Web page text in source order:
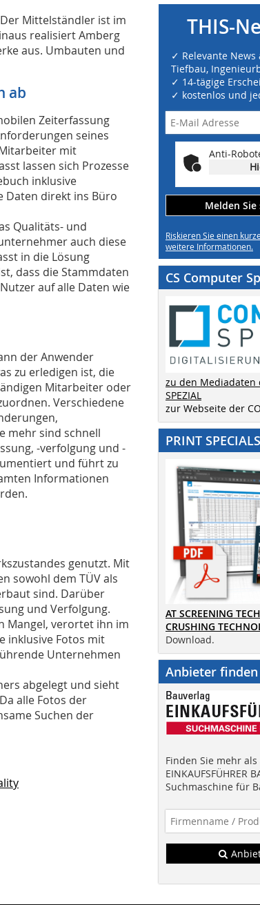
Mittelständler ist im
realisiert Amberg
aus. Umbauten und
ab
Zeiterfassung
seines
mit
lassen sich Prozesse
inklusive
Daten direkt ins Büro
Qualitäts- und
auch diese
in die Lösung
dass die Stammdaten
auf alle Daten wie
der Anwender
zu erledigen ist, die
Mitarbeiter oder
Verschiedene
mehr sind schnell
-verfolgung und -
und führt zu
Informationen
genutzt. Mit
sowohl dem TÜV als
sind. Darüber
und Verfolgung.
Mangel, verortet ihn im
inklusive Fotos mit
Unternehmen
abgelegt und sieht
alle Fotos der
Suchen der
THIS-
✓ Relevante News
Tiefbau,
✓ 14-tägige
✓ kostenlos und
Anti-
Melden
Riskieren Sie einen
weitere Informationen.
CS Computer
zu den Mediadaten
SPEZIAL
zur Webseite der
PRINT SPECIALS
AT SCREENING
CRUSHING
Download.
Anbieter finden
Finden Sie mehr
EINKAUFSFÜHRER
Suchmaschine für